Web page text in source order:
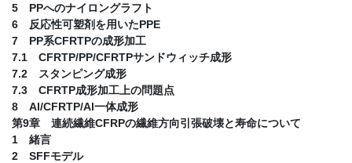
5 PPへのナイロングラフト
6 反応性可塑剤を用いたPPE
7 PP系CFRTPの成形加工
7.1 CFRTP/PP/CFRTPサンドウィッチ成形
7.2 スタンピング成形
7.3 CFRTP成形加工上の問題点
8 Al/CFRTP/Al一体成形
第9章 連続繊維CFRPの繊維方向引張破壊と寿命について
1 緒言
2 SFFモデル